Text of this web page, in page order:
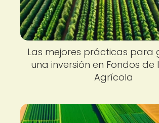
Las mejores prácticas para
una inversión en Fondos de
Agrícola